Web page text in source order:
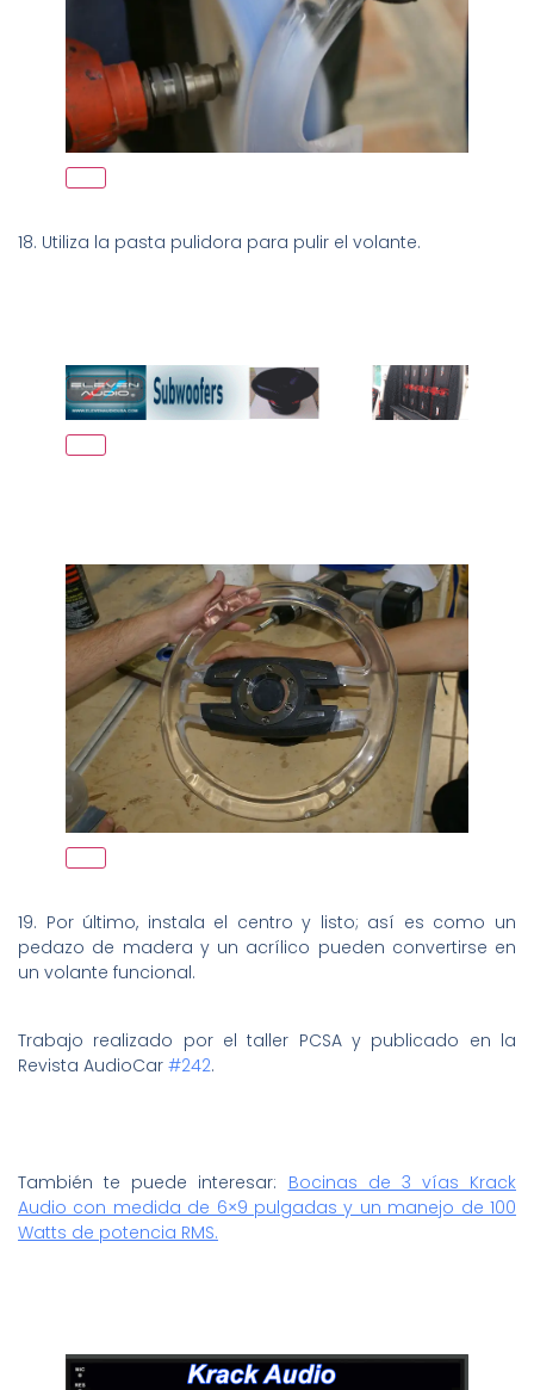
18. Utiliza la pasta pulidora para pulir el volante.
19. Por último, instala el centro y listo; así es como un
pedazo de madera y un acrílico pueden convertirse en
un volante funcional.
Trabajo realizado por el taller PCSA y publicado en la
Revista AudioCar #242.
También te puede interesar: Bocinas de 3 vías Krack
Audio con medida de 6×9 pulgadas y un manejo de 100
Watts de potencia RMS.